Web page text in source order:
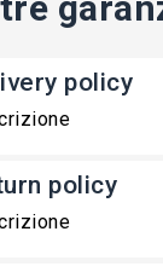
policy
policy